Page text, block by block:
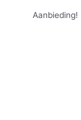
Aanbieding!